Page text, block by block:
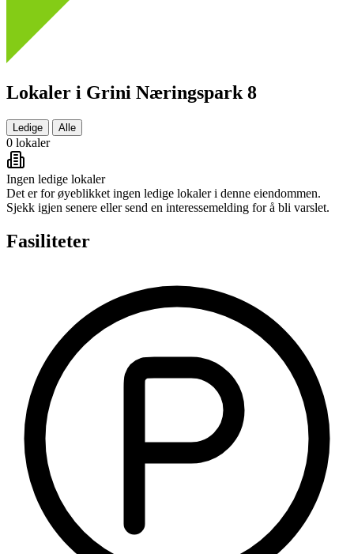
Lokaler i Grini Næringspark 8
Ledige Alle
0 lokaler
Ingen ledige lokaler
Det er for øyeblikket ingen ledige lokaler i denne eiendommen.
Sjekk igjen senere eller send en interessemelding for å bli varslet.
Fasiliteter